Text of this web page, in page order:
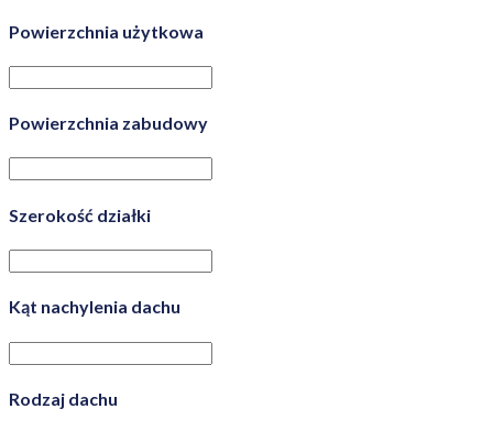
Powierzchnia użytkowa
Powierzchnia zabudowy
Szerokość działki
Kąt nachylenia dachu
Rodzaj dachu